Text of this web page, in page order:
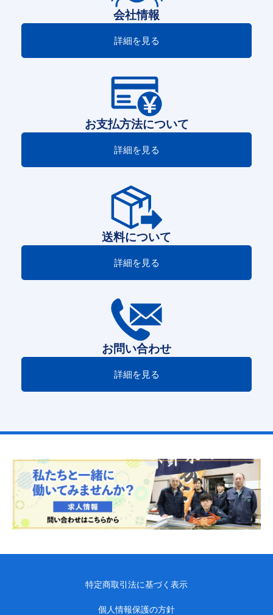
会社情報
詳細を見る
お支払方法について
詳細を見る
送料について
詳細を見る
お問い合わせ
詳細を見る
特定商取引法に基づく表示
個人情報保護の方針